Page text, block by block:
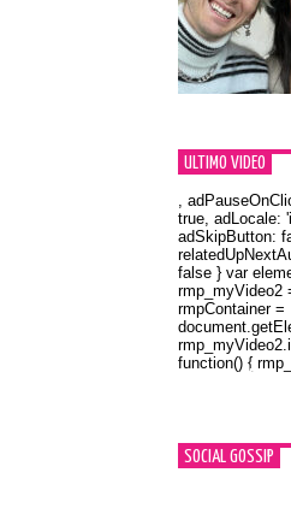
ULTIMO VIDEO
Orlando
,
true, adLocale:
adSkipButton:
false } var
rmp_myVideo2
rmpContainer =
function() {
SOCIAL GOSSIP